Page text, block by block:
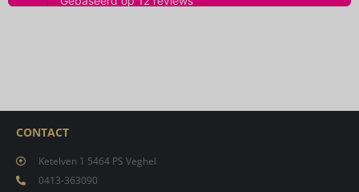
CONTACT
Ketelven 1 5464 PS Veghel
0413-363090